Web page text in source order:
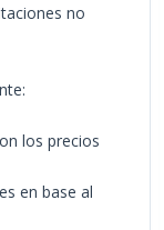
no
los precios
en base al